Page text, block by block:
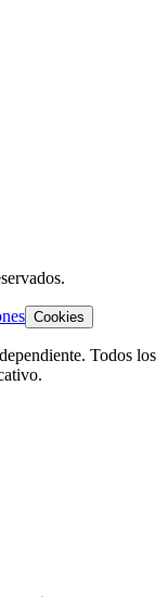
Cookies
Todos los